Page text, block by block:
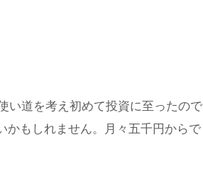
い道を考え初めて投資に至ったので
かもしれません。月々五千円からで